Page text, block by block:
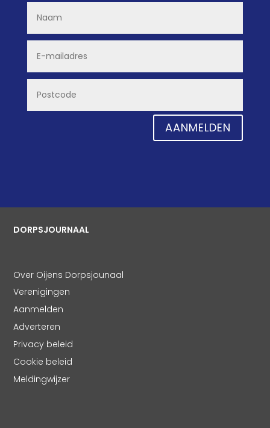
AANMELDEN
DORPSJOURNAAL
Over Oijens Dorpsjounaal
Verenigingen
Aanmelden
Adverteren
Privacy beleid
Cookie beleid
Meldingwijzer